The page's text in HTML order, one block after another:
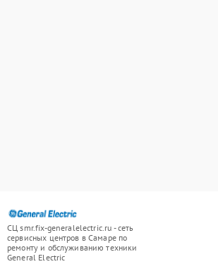
СЦ smr.fix-generalelectric.ru - сеть
сервисных центров в Самаре по
ремонту и обслуживанию техники
General Electric